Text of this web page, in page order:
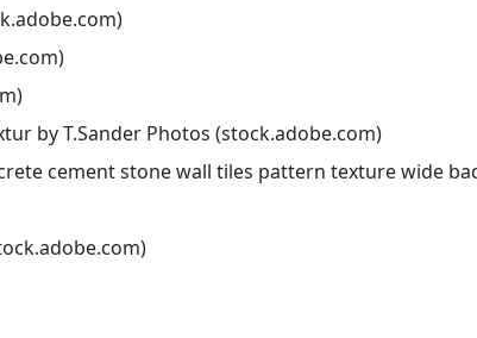
by T.Sander Photos (stock.adobe.com)
cement stone wall tiles pattern texture wide